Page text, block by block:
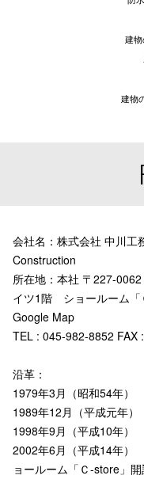
建
建物
会社名：株式会社 中川工
Construction
所在地：本社 〒227-
イツ1階 ショールーム「
Google Map
TEL : 045-982-8852 FAX
沿革：
1979年3月（昭和54年
1989年12月（平成元年
1998年9月（平成10年
2002年6月（平成14年
ョールーム「Ｃ-store」開